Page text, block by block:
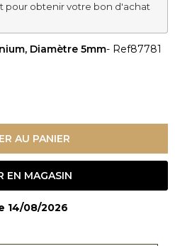
pour obtenir votre bon d'achat
Diamètre 5mm- Ref87781
AU PANIER
EN MAGASIN
14/08/2026